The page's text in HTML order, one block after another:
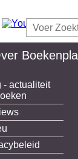
- actualiteit